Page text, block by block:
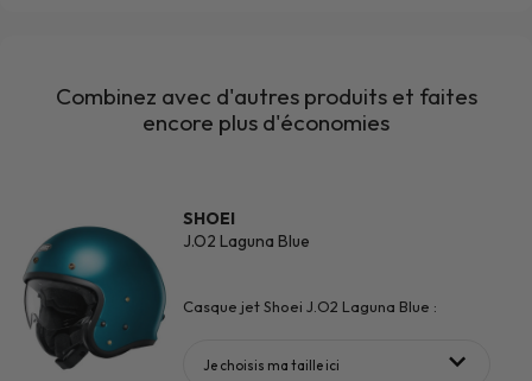
Combinez avec d'autres produits et faites
encore plus d'économies
SHOEI
J.O2 Laguna Blue
Casque jet Shoei J.O2 Laguna Blue :
Je choisis ma taille ici